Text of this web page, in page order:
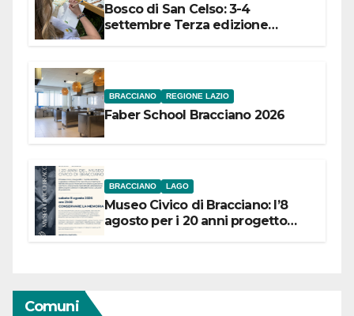
Bosco di San Celso: 3-4
settembre Terza edizione
BRACCIANO REGIONE LAZIO
Faber School Bracciano 2026
BRACCIANO LAGO
Museo Civico di Bracciano: l’8
agosto per i 20 anni progetto
Comuni